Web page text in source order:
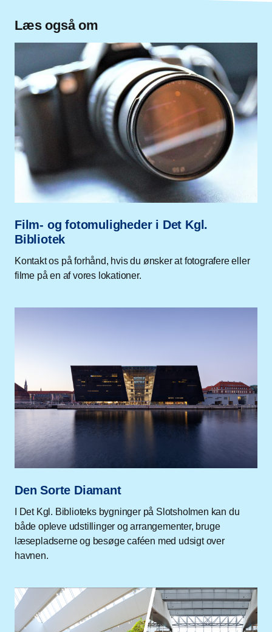
Læs også om
Film- og fotomuligheder i Det Kgl.
Bibliotek
Kontakt os på forhånd, hvis du ønsker at fotografere eller
filme på en af vores lokationer.
Den Sorte Diamant
I Det Kgl. Biblioteks bygninger på Slotsholmen kan du
både opleve udstillinger og arrangementer, bruge
læsepladserne og besøge caféen med udsigt over
havnen.